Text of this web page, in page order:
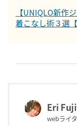
【UNIQLO新作
着こなし術３選
Eri
webライ